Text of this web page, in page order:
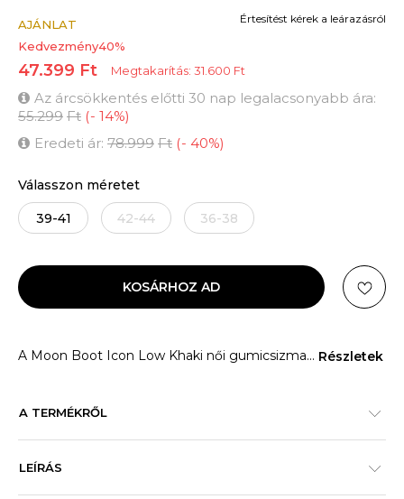
AJÁNLAT
Kedvezmény40%
47.399 Ft Megtakarítás: 31.600 Ft
Az árcsökkentés előtti 30 nap legalacsonyabb ára:
55.299 Ft (- 14%)
Eredeti ár: 78.999 Ft (- 40%)
Értesítést kérek a leárazásról
Válasszon méretet
39-41 42-44 36-38
KOSÁRHOZ AD
A Moon Boot Icon Low Khaki női gumicsizma... Részletek
A TERMÉKRŐL
LEÍRÁS